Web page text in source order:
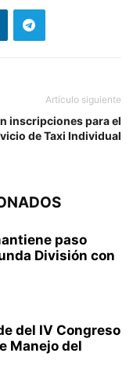
Artículo siguiente
inscripciones para el
de Taxi Individual
paso
División con
del IV Congreso
Manejo del